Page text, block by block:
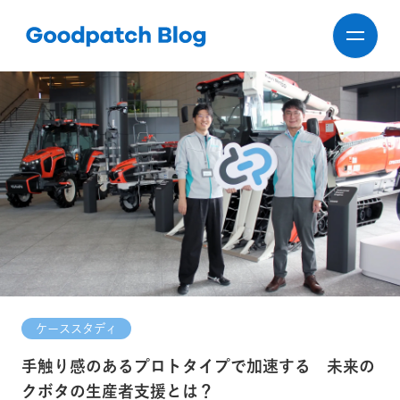
ケーススタディ
手触り感のあるプロトタイプで加速する 未来の
クボタの生産者支援とは？